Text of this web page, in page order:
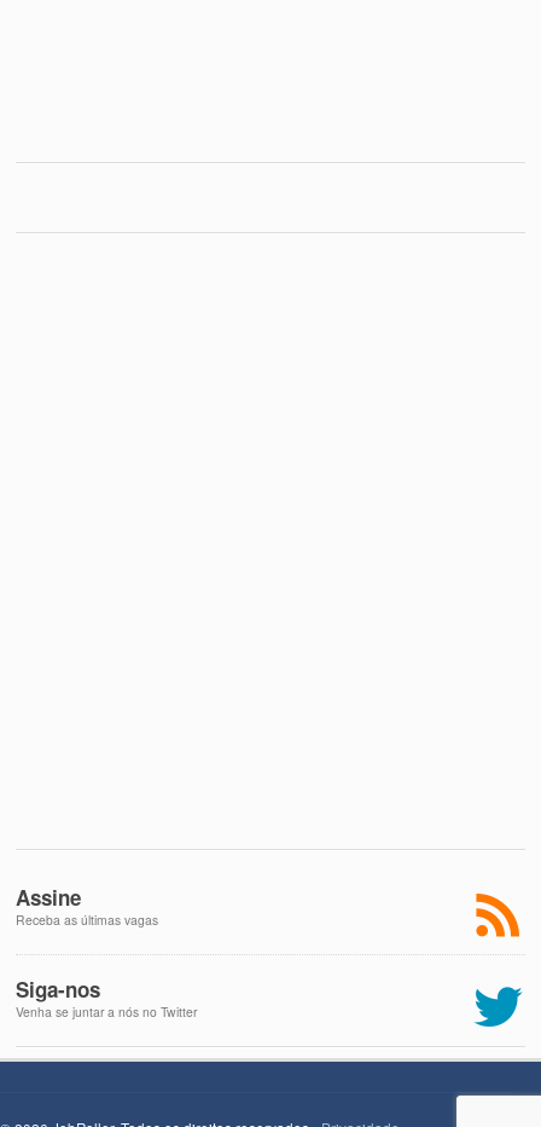
Assine
Receba as últimas vagas
Siga-nos
Venha se juntar a nós no Twitter